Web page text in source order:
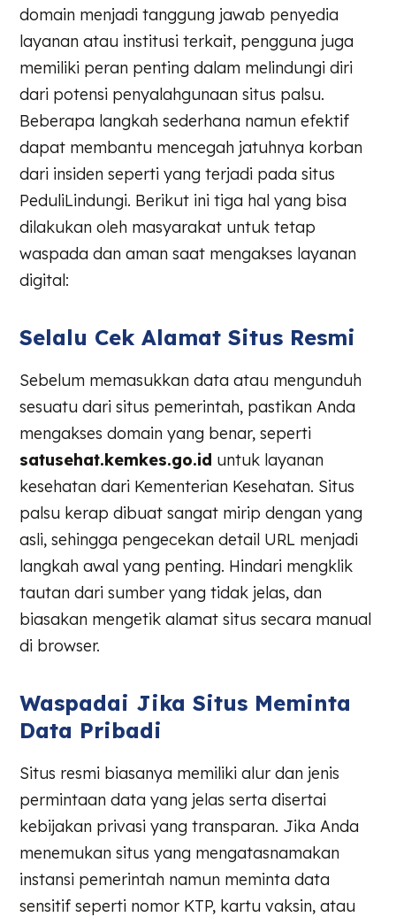
domain menjadi tanggung jawab penyedia
layanan atau institusi terkait, pengguna juga
memiliki peran penting dalam melindungi diri
dari potensi penyalahgunaan situs palsu.
Beberapa langkah sederhana namun efektif
dapat membantu mencegah jatuhnya korban
dari insiden seperti yang terjadi pada situs
PeduliLindungi. Berikut ini tiga hal yang bisa
dilakukan oleh masyarakat untuk tetap
waspada dan aman saat mengakses layanan
digital:
Selalu Cek Alamat Situs Resmi
Sebelum memasukkan data atau mengunduh
sesuatu dari situs pemerintah, pastikan Anda
mengakses domain yang benar, seperti
satusehat.kemkes.go.id untuk layanan
kesehatan dari Kementerian Kesehatan. Situs
palsu kerap dibuat sangat mirip dengan yang
asli, sehingga pengecekan detail URL menjadi
langkah awal yang penting. Hindari mengklik
tautan dari sumber yang tidak jelas, dan
biasakan mengetik alamat situs secara manual
di browser.
Waspadai Jika Situs Meminta
Data Pribadi
Situs resmi biasanya memiliki alur dan jenis
permintaan data yang jelas serta disertai
kebijakan privasi yang transparan. Jika Anda
menemukan situs yang mengatasnamakan
instansi pemerintah namun meminta data
sensitif seperti nomor KTP, kartu vaksin, atau